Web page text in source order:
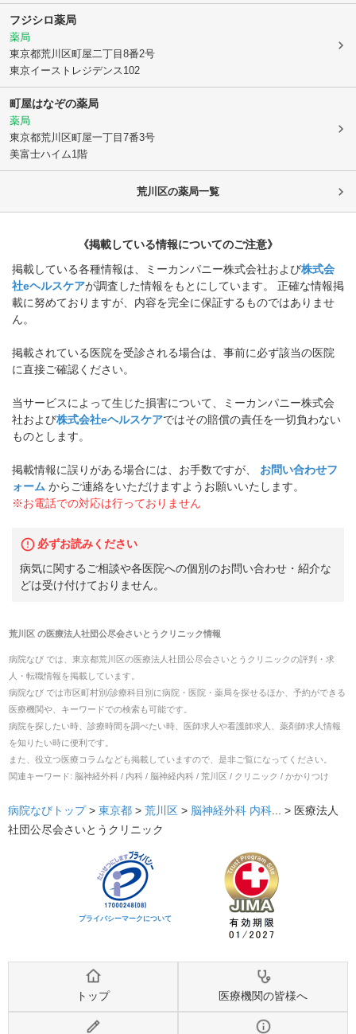
フジシロ薬局
薬局
東京都荒川区町屋二丁目8番2号
東京イーストレジデンス102
町屋はなぞの薬局
薬局
東京都荒川区町屋一丁目7番3号
美富士ハイム1階
荒川区の薬局一覧
《掲載している情報についてのご注意》
掲載している各種情報は、ミーカンパニー株式会社および株式会
社eヘルスケアが調査した情報をもとにしています。 正確な情報掲
載に努めておりますが、内容を完全に保証するものではありませ
ん。
掲載されている医院を受診される場合は、事前に必ず該当の医院
に直接ご確認ください。
当サービスによって生じた損害について、ミーカンパニー株式会
社および株式会社eヘルスケアではその賠償の責任を一切負わない
ものとします。
掲載情報に誤りがある場合には、お手数ですが、
お問い合わせフ
ォーム からご連絡をいただけますようお願いいたします。
※お電話での対応は行っておりません
必ずお読みください
病気に関するご相談や各医院への個別のお問い合わせ・紹介な
どは受け付けておりません。
荒川区の医療法人社団公尽会さいとうクリニック情報
病院なび では、 東京都荒川区の医療法人社団公尽会さいとうクリニックの評判・求
人・転職情報を掲載しています。
病院なび では市区町村別/診療科目別に病院・医院・薬局を探せるほか、予約ができる
医療機関や、キーワードでの検索も可能です。
病院を探したい時、診療時間を調べたい時、医師求人や看護師求人、薬剤師求人情報
を知りたい時に便利です。
また、役立つ医療コラムなども掲載していますので、是非ご覧になってください。
関連キーワード: 脳神経外科 / 内科 / 脳神経内科 / 荒川区 / クリニック / かかりつけ
病院なびトップ > 東京都 > 荒川区 > 脳神経外科 内科... > 医療法人
社団公尽会さいとうクリニック
プライバシーマークについて
トップ 医療機関の皆様へ